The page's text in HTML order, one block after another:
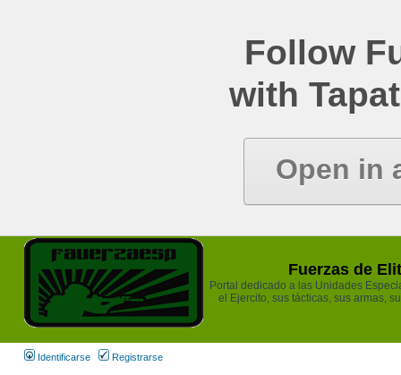
Follow
with
Open in
Fuerzas de
Portal dedicado a las Unidades
el Ejercito, sus tácticas, sus armas,
Identificarse Registrarse